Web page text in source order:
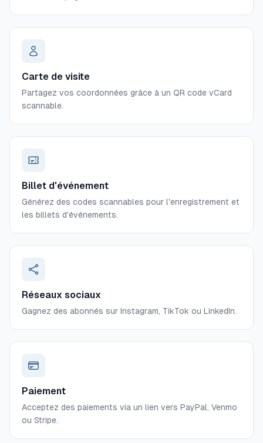
Carte de visite
Partagez vos coordonnées grâce à un QR code vCard
scannable.
Billet d'événement
Générez des codes scannables pour l'enregistrement et
les billets d'événements.
Réseaux sociaux
Gagnez des abonnés sur Instagram, TikTok ou LinkedIn.
Paiement
Acceptez des paiements via un lien vers PayPal, Venmo
ou Stripe.